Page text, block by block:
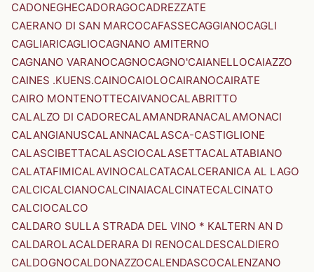
CADONEGHECADORAGOCADREZZATE
CAERANO DI SAN MARCOCAFASSECAGGIANOCAGLI
CAGLIARICAGLIOCAGNANO AMITERNO
CAGNANO VARANOCAGNOCAGNO'CAIANELLOCAIAZZO
CAINES .KUENS.CAINOCAIOLOCAIRANOCAIRATE
CAIRO MONTENOTTECAIVANOCALABRITTO
CALALZO DI CADORECALAMANDRANACALAMONACI
CALANGIANUSCALANNACALASCA-CASTIGLIONE
CALASCIBETTACALASCIOCALASETTACALATABIANO
CALATAFIMICALAVINOCALCATACALCERANICA AL LAGO
CALCICALCIANOCALCINAIACALCINATECALCINATO
CALCIOCALCO
CALDARO SULLA STRADA DEL VINO * KALTERN AN D
CALDAROLACALDERARA DI RENOCALDESCALDIERO
CALDOGNOCALDONAZZOCALENDASCOCALENZANO